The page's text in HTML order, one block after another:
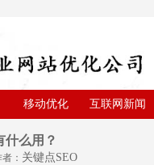
移动优化 互联网新闻
什么用？
： 关键点SEO